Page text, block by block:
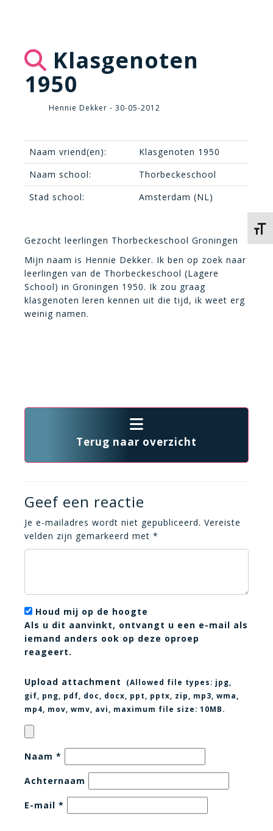
Klasgenoten
1950
Hennie Dekker - 30-05-2012
Naam vriend(en):
Klasgenoten 1950
Naam school:
Thorbeckeschool
Stad school:
Amsterdam (NL)
Gezocht leerlingen Thorbeckeschool Groningen
Mijn naam is Hennie Dekker. Ik ben op zoek naar
leerlingen van de Thorbeckeschool (Lagere
School) in Groningen 1950. Ik zou graag
klasgenoten leren kennen uit die tijd, ik weet erg
weinig namen.
Terug naar overzicht
Geef een reactie
Je e-mailadres wordt niet gepubliceerd. Vereiste
velden zijn gemarkeerd met *
Houd mij op de hoogte
Als u dit aanvinkt, ontvangt u een e-mail als
iemand anders ook op deze oproep
reageert.
Upload attachment (Allowed file types: jpg,
gif, png, pdf, doc, docx, ppt, pptx, zip, mp3, wma,
mp4, mov, wmv, avi
, maximum file size: 10MB.
Naam *
Achternaam
E-mail *